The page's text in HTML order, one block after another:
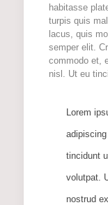
habitasse
turpis quis
lacus, quis
semper elit.
commodo et,
nisl. Ut eu
Lorem
tincidunt
volutpat.
nostrud